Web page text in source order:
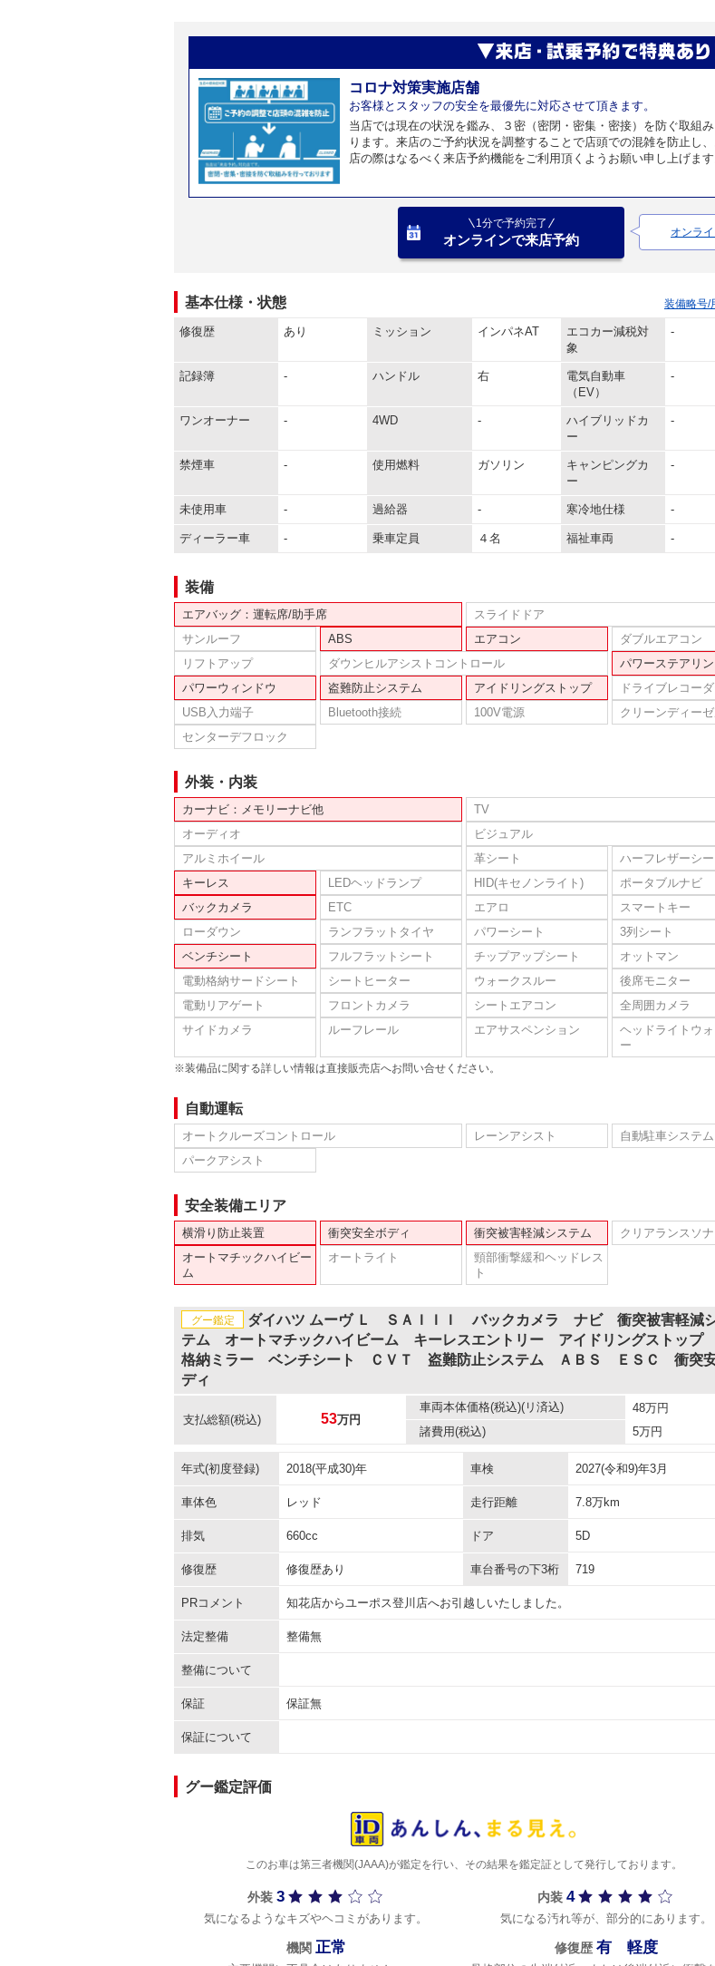
コロナ対策実施店舗
お客様とスタッフの安全を最優先に対応させて頂きます。
当店では現在の状況を鑑み、３密（密閉・密集・密接）を防ぐ取組
ります。来店のご予約状況を調整することで店頭での混雑を防止し
店の際はなるべく来店予約機能をご利用頂くようお願い申し上げま
1分で予約完了
オンラインで来店予約 オンラ
基本仕様・状態 装備略号/
修復歴 あり ミッション インパネAT
エコカー減税対
象
-
記録簿 - ハンドル 右
電気自動車
（EV）
-
ワンオーナー - 4WD -
ハイブリッドカ
ー
-
禁煙車 - 使用燃料 ガソリン
キャンピングカ
ー
-
未使用車 - 過給器 - 寒冷地仕様 -
ディーラー車 - 乗車定員 ４名 福祉車両 -
装備
エアバッグ：運転席/助手席
スライドドア
サンルーフ
ABS エアコン
ダブルエアコン
リフトアップ
ダウンヒルアシストコントロール
パワーステアリ
パワーウィンドウ
盗難防止システム アイドリングストップ
ドライブレコー
USB入力端子
Bluetooth接続 100V電源
クリーンディー
センターデフロック
外装・内装
カーナビ：メモリーナビ他
TV
オーディオ
ビジュアル
アルミホイール
革シート
ハーフレザーシー
キーレス
LEDヘッドランプ HID(キセノンライト)
ポータブルナビ
バックカメラ
ETC エアロ
スマートキー
ローダウン
ランフラットタイヤ パワーシート
3列シート
ベンチシート
フルフラットシート チップアップシート
オットマン
電動格納サードシート
シートヒーター ウォークスルー
後席モニター
電動リアゲート
フロントカメラ シートエアコン
全周囲カメラ
サイドカメラ
ルーフレール エアサスペンション
ヘッドライトウ
ー
※装備品に関する詳しい情報は直接販売店へお問い合せください。
自動運転
オートクルーズコントロール レーンアシスト
自動駐車システム
パークアシスト
安全装備エリア
横滑り防止装置 衝突安全ボディ 衝突被害軽減システム
クリアランスソ
オートマチックハイビー
ム
オートライト
頸部衝撃緩和ヘッドレス
ト
グー鑑定
ダイハツ ムーヴ Ｌ ＳＡＩＩＩ バックカメラ ナビ 衝突被害軽減
テム オートマチックハイビーム キーレスエントリー アイドリングストップ
格納ミラー ベンチシート ＣＶＴ 盗難防止システム ＡＢＳ ＥＳＣ 衝突
ディ
支払総額(税込) 53万円
車両本体価格(税込)(リ済込) 48万円
諸費用(税込) 5万円
年式(初度登録) 2018(平成30)年 車検 2027(令和9)年3月
車体色 レッド 走行距離 7.8万km
排気 660cc ドア 5D
修復歴 修復歴あり 車台番号の下3桁 719
PRコメント 知花店からユーポス登川店へお引越しいたしました。
法定整備 整備無
整備について
保証 保証無
保証について
グー鑑定評価
このお車は第三者機関(JAAA)が鑑定を行い、その結果を鑑定証として発行しております。
外装 3
気になるようなキズやヘコミがあります。
内装 4
気になる汚れ等が、部分的にあります。
機関 正常 修復歴 有 軽度